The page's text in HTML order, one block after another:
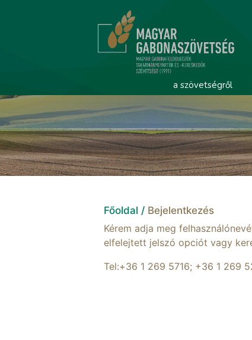
a szövetségről
Főoldal / Bejelentkezés
Kérem adja meg
elfelejtett jelszó opciót vagy
Tel:+36 1 269 5716; +36 1 269